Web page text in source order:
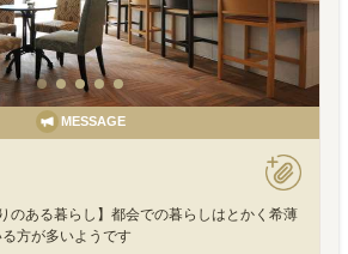
MESSAGE
のある暮らし】都会での暮らしはとかく希薄
方が多いようです